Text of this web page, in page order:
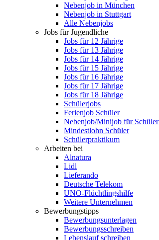
Nebenjob in München
Nebenjob in Stuttgart
Alle Nebenjobs
Jobs für Jugendliche
Jobs für 12 Jährige
Jobs für 13 Jährige
Jobs für 14 Jährige
Jobs für 15 Jährige
Jobs für 16 Jährige
Jobs für 17 Jährige
Jobs für 18 Jährige
Schülerjobs
Ferienjob Schüler
Nebenjob/Minijob für Schüler
Mindestlohn Schüler
Schülerpraktikum
Arbeiten bei
Alnatura
Lidl
Lieferando
Deutsche Telekom
UNO-Flüchtlingshilfe
Weitere Unternehmen
Bewerbungstipps
Bewerbungsunterlagen
Bewerbungsschreiben
Lebenslauf schreiben